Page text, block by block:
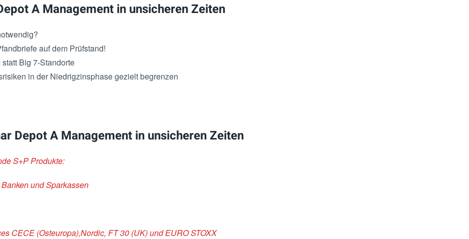
A Management in unsicheren Zeiten
auf dem Prüfstand!
Big 7-Standorte
in der Niedrigzinsphase gezielt begrenzen
Depot A Management in unsicheren Zeiten
S+P Produkte:
und Sparkassen
CECE (Osteuropa),Nordic, FT 30 (UK) und EURO STOXX